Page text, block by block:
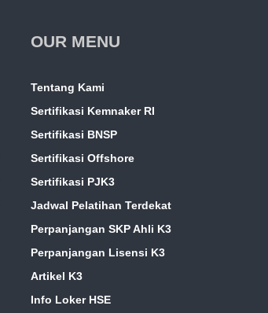
OUR MENU
Tentang Kami
Sertifikasi Kemnaker RI
Sertifikasi BNSP
Sertifikasi Offshore
Sertifikasi PJK3
Jadwal Pelatihan Terdekat
Perpanjangan SKP Ahli K3
Perpanjangan Lisensi K3
Artikel K3
Info Loker HSE